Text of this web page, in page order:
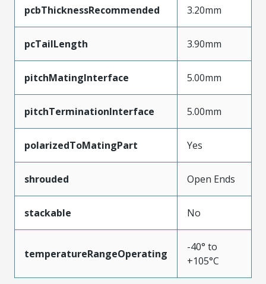
pcbThicknessRecommended 3.20mm
pcTailLength 3.90mm
pitchMatingInterface 5.00mm
pitchTerminationInterface 5.00mm
polarizedToMatingPart Yes
shrouded Open Ends
stackable No
temperatureRangeOperating
-40° to
+105°C